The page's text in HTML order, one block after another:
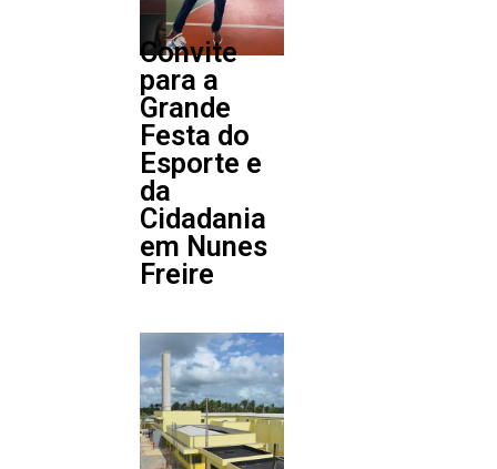
Convite
para a
Grande
Festa do
Esporte e
da
Cidadania
em Nunes
Freire